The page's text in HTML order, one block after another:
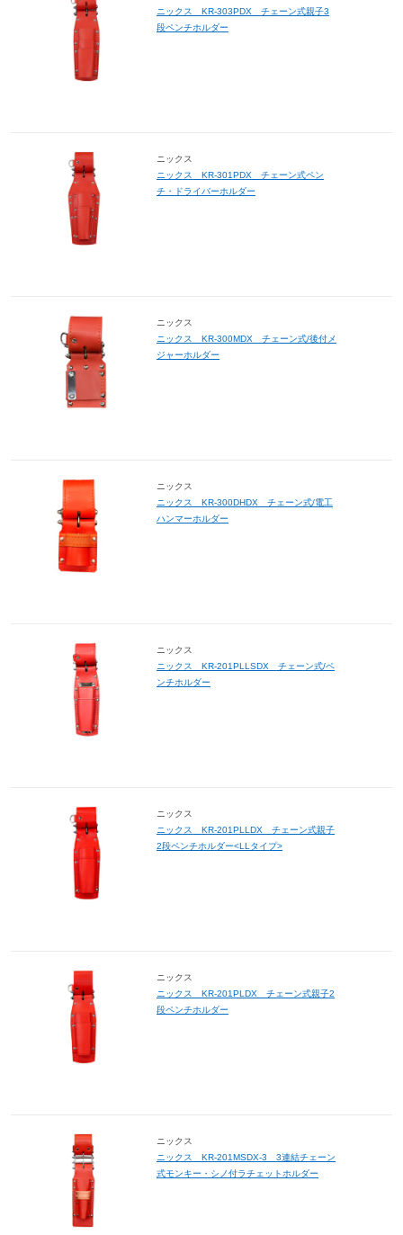
ニックス KR-303PDX チェーン式親子3
段ペンチホルダー
ニックス
ニックス KR-301PDX チェーン式ペン
チ・ドライバーホルダー
ニックス
ニックス KR-300MDX チェーン式/後付メ
ジャーホルダー
ニックス
ニックス KR-300DHDX チェーン式/電工
ハンマーホルダー
ニックス
ニックス KR-201PLLSDX チェーン式/ペ
ンチホルダー
ニックス
ニックス KR-201PLLDX チェーン式親子
2段ペンチホルダー<LLタイプ>
ニックス
ニックス KR-201PLDX チェーン式親子2
段ペンチホルダー
ニックス
ニックス KR-201MSDX-3 3連結チェーン
式モンキー・シノ付ラチェットホルダー